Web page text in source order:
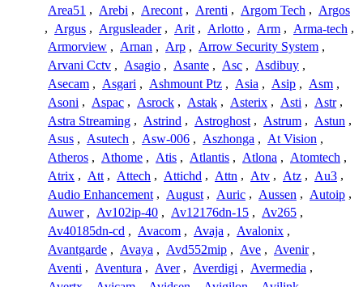
Area51 , Arebi , Arecont , Arenti , Argom Tech , Argos
, Argus , Argusleader , Arit , Arlotto , Arm , Arma-tech ,
Armorview , Arnan , Arp , Arrow Security System ,
Arvani Cctv , Asagio , Asante , Asc , Asdibuy ,
Asecam , Asgari , Ashmount Ptz , Asia , Asip , Asm ,
Asoni , Aspac , Asrock , Astak , Asterix , Asti , Astr ,
Astra Streaming , Astrind , Astroghost , Astrum , Astun ,
Asus , Asutech , Asw-006 , Aszhonga , At Vision ,
Atheros , Athome , Atis , Atlantis , Atlona , Atomtech ,
Atrix , Att , Attech , Attichd , Attn , Atv , Atz , Au3 ,
Audio Enhancement , August , Auric , Aussen , Autoip ,
Auwer , Av102ip-40 , Av12176dn-15 , Av265 ,
Av40185dn-cd , Avacom , Avaja , Avalonix ,
Avantgarde , Avaya , Avd552mip , Ave , Avenir ,
Aventi , Aventura , Aver , Averdigi , Avermedia ,